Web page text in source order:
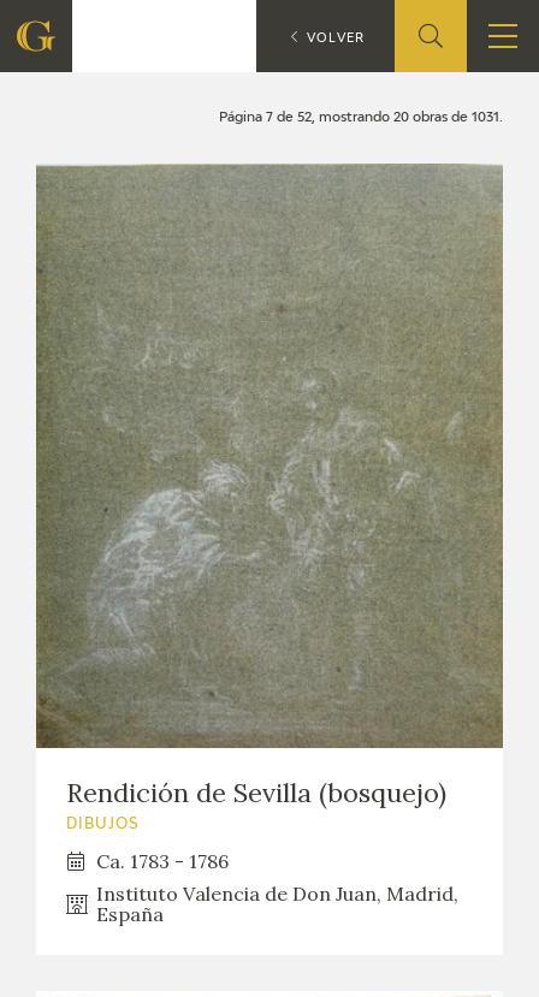
QUIENES SOMOS
CENTRO DE INVESTIGACIÓN Y DOCUMENTACIÓN
ACCIÓN CORPORATIVA
SEDE
CONTACTO
PROGRAMACIÓN
EXPOSICIONES
ACTIVIDADES
ACTUALIDAD
SALA DE PRENSA
BLOG CUADERNO ITALIANO
FRANCISCO DE GOYA
Página 7 de 52, mostrando 20 obras de 1031.
Rendición de Sevilla (bosquejo)
DIBUJOS
Ca. 1783 - 1786
Instituto Valencia de Don Juan, Madrid,
España
CATÁLOGO Búsqueda
VOLVER